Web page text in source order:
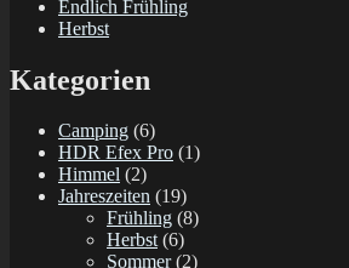
Endlich Frühling
Herbst
Kategorien
Camping (6)
HDR Efex Pro (1)
Himmel (2)
Jahreszeiten (19)
Frühling (8)
Herbst(6)
Sommer(2)